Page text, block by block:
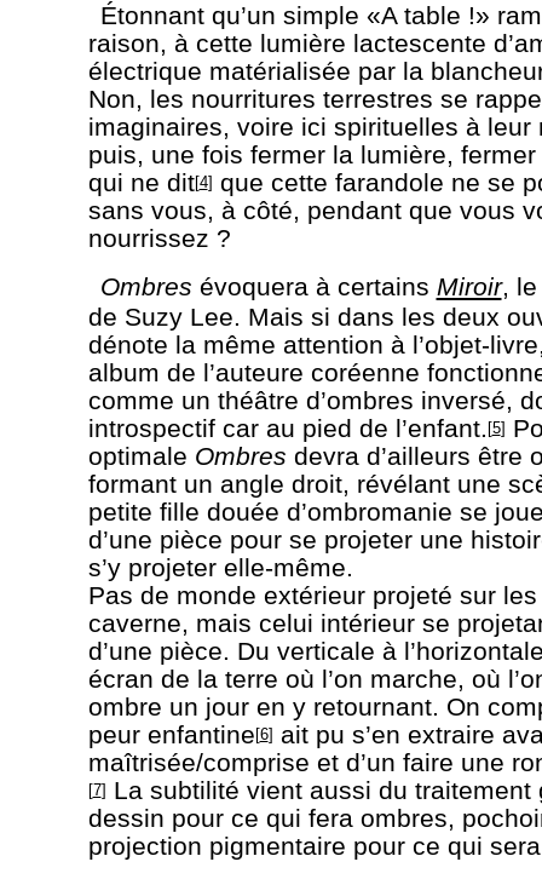
Étonnant qu’un simple «A table !»
raison, à cette lumière lactescente
électrique matérialisée par la
Non, les nourritures terrestres se
imaginaires, voire ici spirituelles à leur
puis, une fois fermer la lumière,
qui ne dit[4] que cette farandole ne se
sans vous, à côté, pendant que vous
nourrissez ?
Ombres évoquera à certains Miroir, le
de Suzy Lee. Mais si dans les deux
dénote la même attention à l’objet-
album de l’auteure coréenne
comme un théâtre d’ombres inversé,
introspectif car au pied de l’enfant. [5]
optimale Ombres devra d’ailleurs être
formant un angle droit, révélant une
petite fille douée d’ombromanie se
d’une pièce pour se projeter une
s’y projeter elle-même.
Pas de monde extérieur projeté sur les
caverne, mais celui intérieur se
d’une pièce. Du verticale à
écran de la terre où l’on marche, où
ombre un jour en y retournant. On
peur enfantine [6] ait pu s’en extraire
maîtrisée/comprise et d’un faire une
[7] La subtilité vient aussi du traitement
dessin pour ce qui fera ombres,
projection pigmentaire pour ce qui